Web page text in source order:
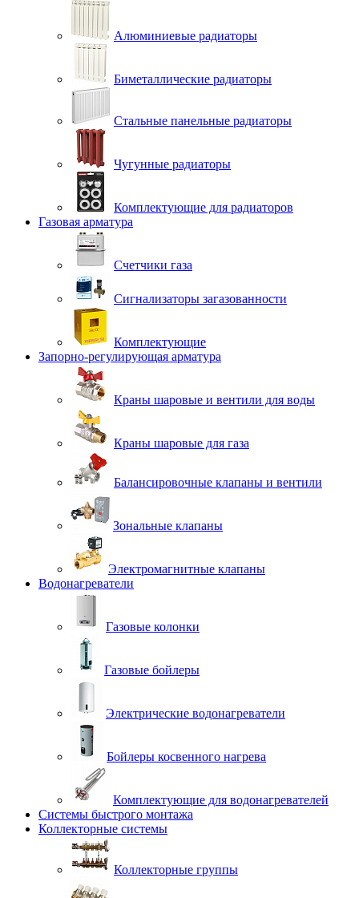
Алюминиевые радиаторы
Биметаллические радиаторы
Стальные панельные радиаторы
Чугунные радиаторы
Комплектующие для радиаторов
Газовая арматура
Счетчики газа
Сигнализаторы загазованности
Комплектующие
Запорно-регулирующая арматура
Краны шаровые и вентили для воды
Краны шаровые для газа
Балансировочные клапаны и вентили
Зональные клапаны
Электромагнитные клапаны
Водонагреватели
Газовые колонки
Газовые бойлеры
Электрические водонагреватели
Бойлеры косвенного нагрева
Комплектующие для водонагревателей
Системы быстрого монтажа
Коллекторные системы
Коллекторные группы